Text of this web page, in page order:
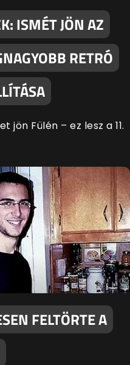
ISMÉT JÖN AZ
RETRÓ
Fülén – ez lesz a 11.
FELTÖRTE A